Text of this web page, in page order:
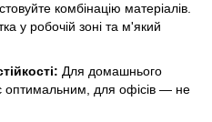
комбінацію матеріалів.
у робочій зоні та м'який
Для домашнього
оптимальним, для офісів — не